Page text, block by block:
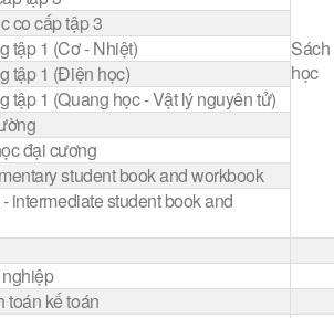
học
co cấp tập 3
tập 1 (Cơ - Nhiệt)
tập 1 (Điện học)
tập 1 (Quang học - Vật lý nguyên tử)
đại cương
student book and workbook
intermediate student book and
toán kế toán